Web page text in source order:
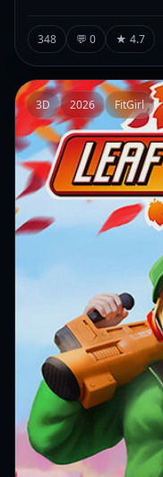
348 💬 0 ★ 4.7
3D 2026 FitGirl